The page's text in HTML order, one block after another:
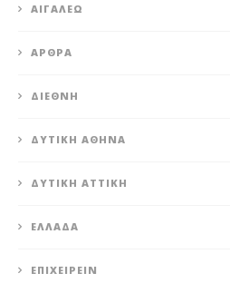
ΑΙΓΆΛΕΩ
ΆΡΘΡΑ
ΔΙΕΘΝΉ
ΔΥΤΙΚΉ ΑΘΉΝΑ
ΔΥΤΙΚΉ ΑΤΤΙΚΉ
ΕΛΛΆΔΑ
ΕΠΙΧΕΙΡΕΊΝ